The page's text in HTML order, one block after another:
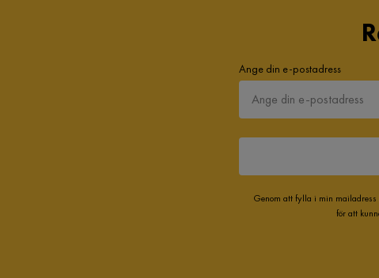
Ange din e-postadress
Genom att fylla i min
för att